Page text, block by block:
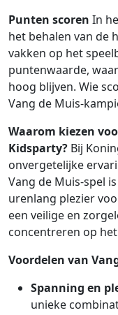
Punten scoren In
het behalen van de
vakken op het
puntenwaarde,
hoog blijven. Wie
Vang de Muis-
Waarom kiezen
Kidsparty? Bij
onvergetelijke
Vang de Muis-spel
urenlang plezier
een veilige en
concentreren op
Voordelen van
Spanning en
unieke